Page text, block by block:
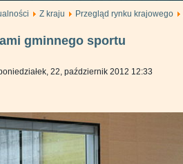
Z kraju Przegląd rynku krajowego
gminnego sportu
22, październik 2012 12:33